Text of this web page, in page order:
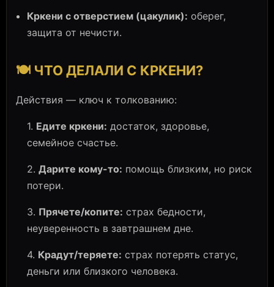
Кркени с отверстием (цакулик): оберег,
защита от нечисти.
🍽️ ЧТО ДЕЛАЛИ С КРКЕНИ?
Действия — ключ к толкованию:
1. Едите кркени: достаток, здоровье,
семейное счастье.
2. Дарите кому-то: помощь близким, но риск
потери.
3. Прячете/копите: страх бедности,
неуверенность в завтрашнем дне.
4. Крадут/теряете: страх потерять статус,
деньги или близкого человека.